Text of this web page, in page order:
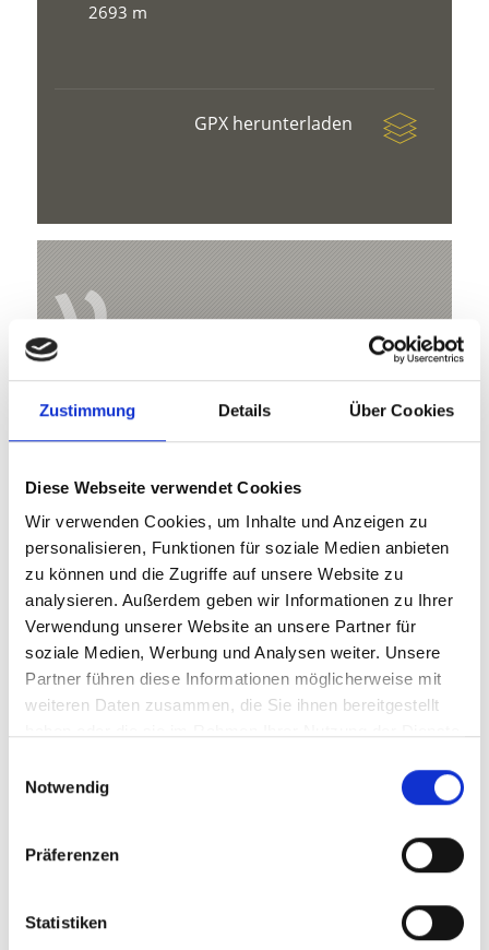
Zustimmung Details Über Cookies
Diese Webseite verwendet Cookies
Wir verwenden Cookies, um Inhalte und Anzeigen zu
personalisieren, Funktionen für soziale Medien anbieten
zu können und die Zugriffe auf unsere Website zu
analysieren. Außerdem geben wir Informationen zu Ihrer
Verwendung unserer Website an unsere Partner für
soziale Medien, Werbung und Analysen weiter. Unsere
Partner führen diese Informationen möglicherweise mit
weiteren Daten zusammen, die Sie ihnen bereitgestellt
Notwendig
Präferenzen
Statistiken
2693 m
GPX herunterladen
V
Wanderung zum Saurüssl
39028 Schlanders
info@schlanders-laas.it
Lage
Impressionen